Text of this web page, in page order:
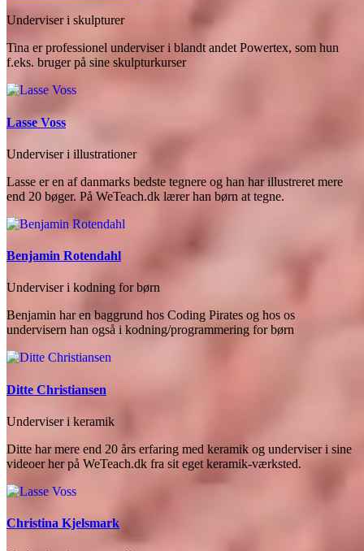
Underviser i skulpturer
Tina er professionel underviser i blandt andet Powertex, som hun
f.eks. bruger på sine skulpturkurser
Lasse Voss
Underviser i illustrationer
Lasse er en af danmarks bedste tegnere og han har illustreret mere
end 20 bøger. På WeTeach.dk lærer han børn at tegne.
Benjamin Rotendahl
Underviser i kodning for børn
Benjamin har en baggrund hos Coding Pirates og hos os
undervisern han også i kodning/programmering for børn
Ditte Christiansen
Underviser i keramik
Ditte har mere end 20 års erfaring med keramik og underviser i sine
videoer her på WeTeach.dk fra sit eget keramik-værksted.
Christina Kjelsmark